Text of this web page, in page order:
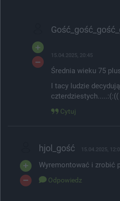
15.04.2025, 20:45
Średnia wieku 75
I tacy ludzie
czterdziestych.....:(:((
Cytuj
hjol_gość 15.04.2025,
Wyremontować i zrobić
Odpowiedz